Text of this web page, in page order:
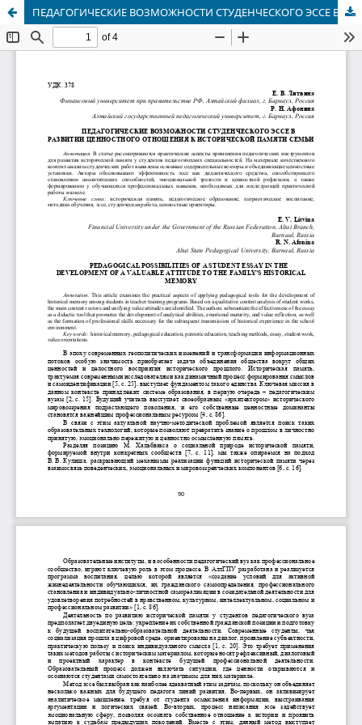
ПЕДАГОГИЧЕСКИЕ ВОЗМОЖНОСТИ СТУДЕНЧЕСКОГО ЭССЕ В РАЗВИТИИ ЦЕННОСТНОГО ОТНОШЕНИЯ К ИСТОРИЧЕСКОЙ ПАМЯТИ СЕМЬИ